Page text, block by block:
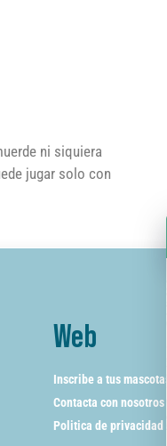
ni siquiera
jugar solo con
Web
Inscribe a tus mascotas
Contacta con nosotros
Politica de privacidad